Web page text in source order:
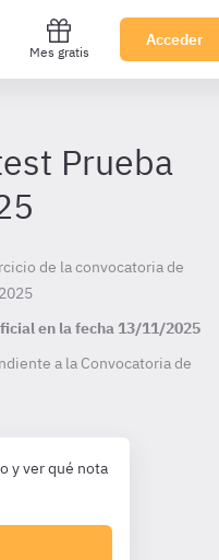
Mes gratis
Acceder
Prueba
de la convocatoria de
en la fecha 13/11/2025
a la Convocatoria de
y ver qué nota